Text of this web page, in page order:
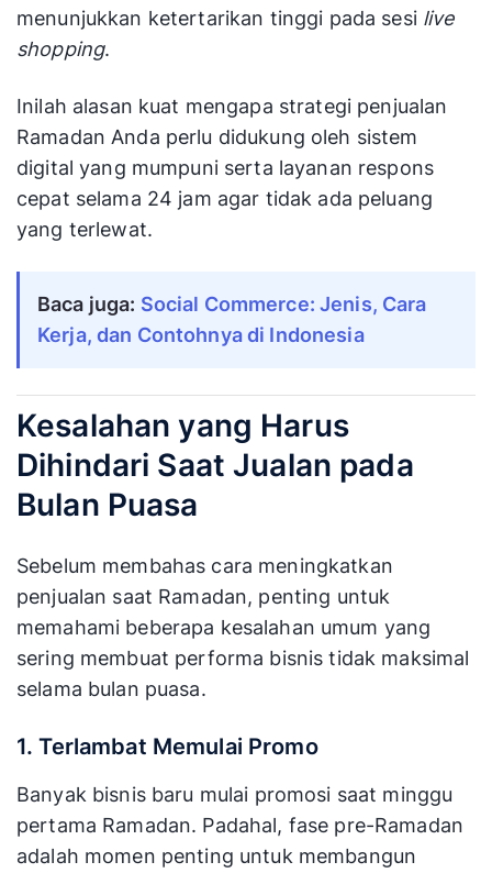
menunjukkan ketertarikan tinggi pada sesi live
shopping.
Inilah alasan kuat mengapa strategi penjualan
Ramadan Anda perlu didukung oleh sistem
digital yang mumpuni serta layanan respons
cepat selama 24 jam agar tidak ada peluang
yang terlewat.
Baca juga: Social Commerce: Jenis, Cara
Kerja, dan Contohnya di Indonesia
Kesalahan yang Harus
Dihindari Saat Jualan pada
Bulan Puasa
Sebelum membahas cara meningkatkan
penjualan saat Ramadan, penting untuk
memahami beberapa kesalahan umum yang
sering membuat performa bisnis tidak maksimal
selama bulan puasa.
1. Terlambat Memulai Promo
Banyak bisnis baru mulai promosi saat minggu
pertama Ramadan. Padahal, fase pre-Ramadan
adalah momen penting untuk membangun